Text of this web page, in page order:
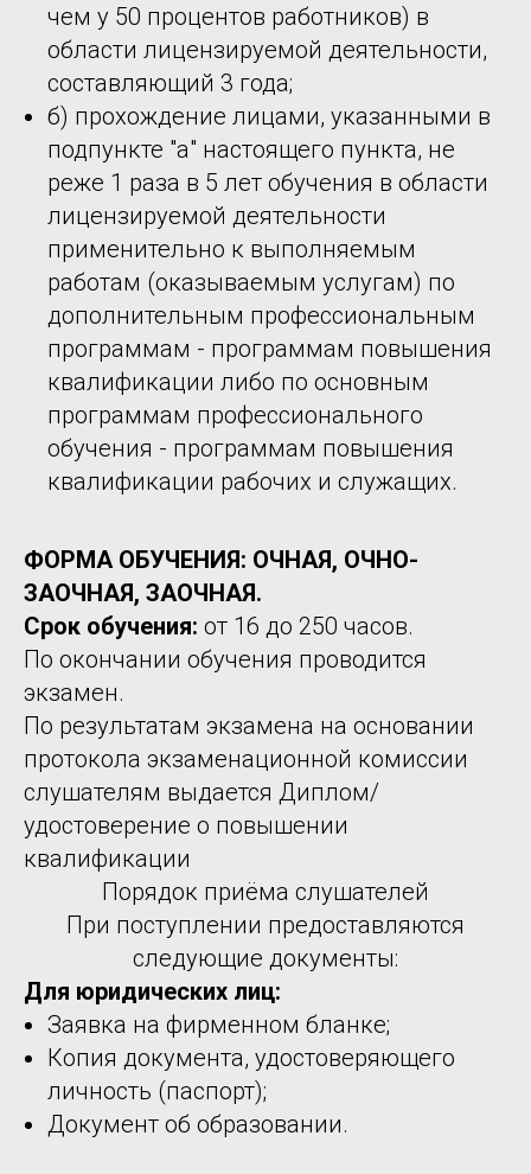
чем у 50 процентов работников) в
области лицензируемой деятельности,
составляющий 3 года;
б) прохождение лицами, указанными в
подпункте "а" настоящего пункта, не
реже 1 раза в 5 лет обучения в области
лицензируемой деятельности
применительно к выполняемым
работам (оказываемым услугам) по
дополнительным профессиональным
программам - программам повышения
квалификации либо по основным
программам профессионального
обучения - программам повышения
квалификации рабочих и служащих.
ФОРМА ОБУЧЕНИЯ: ОЧНАЯ, ОЧНО-
ЗАОЧНАЯ, ЗАОЧНАЯ.
Срок обучения: от 16 до 250 часов.
По окончании обучения проводится
экзамен.
По результатам экзамена на основании
протокола экзаменационной комиссии
слушателям выдается Диплом/
удостоверение о повышении
квалификации
Порядок приёма слушателей
При поступлении предоставляются
следующие документы:
Для юридических лиц:
Заявка на фирменном бланке;
Копия документа, удостоверяющего
личность (паспорт);
Документ об образовании.